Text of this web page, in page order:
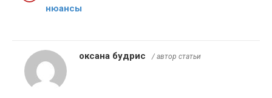
нюансы
оксана будрис / автор статьи